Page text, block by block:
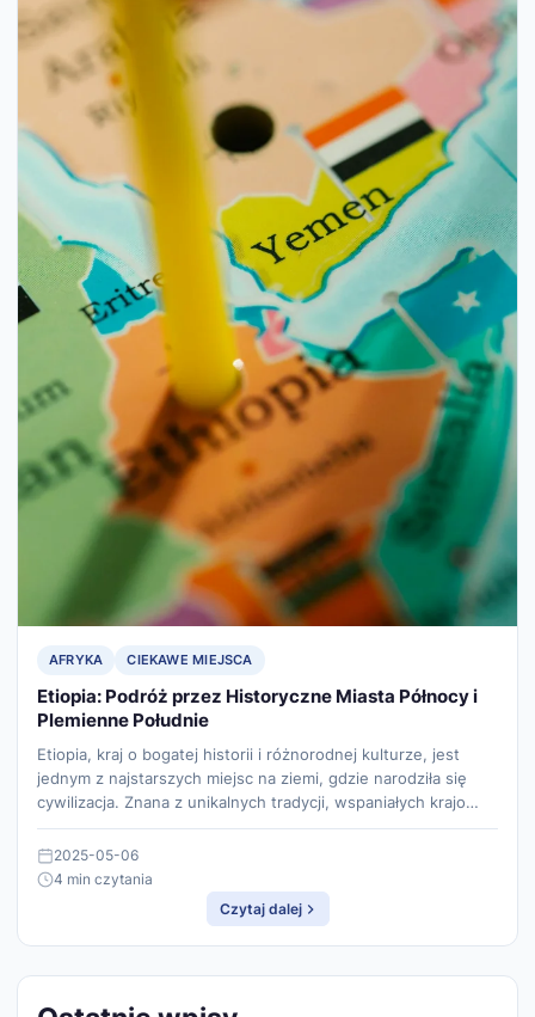
AFRYKA CIEKAWE MIEJSCA
Etiopia: Podróż przez Historyczne Miasta Północy i
Plemienne Południe
Etiopia, kraj o bogatej historii i różnorodnej kulturze, jest
jednym z najstarszych miejsc na ziemi, gdzie narodziła się
cywilizacja. Znana z unikalnych tradycji, wspaniałych krajo…
2025-05-06
4 min czytania
Czytaj dalej